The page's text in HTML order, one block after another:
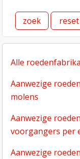
reset
Alle
Aanwezige
molens
Aanwezige
voorgangers per
Aanwezige